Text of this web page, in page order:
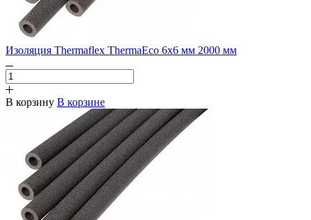
Изоляция Thermaflex ThermaEco 6х6 мм 2000 мм
В корзину В корзине